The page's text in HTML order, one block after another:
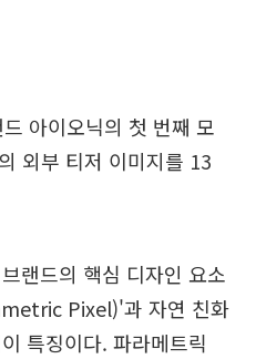
아이오닉의 첫 번째 모
외부 티저 이미지를 13
랜드의 핵심 디자인 요소
Pixel)'과 자연 친화
특징이다. 파라메트릭